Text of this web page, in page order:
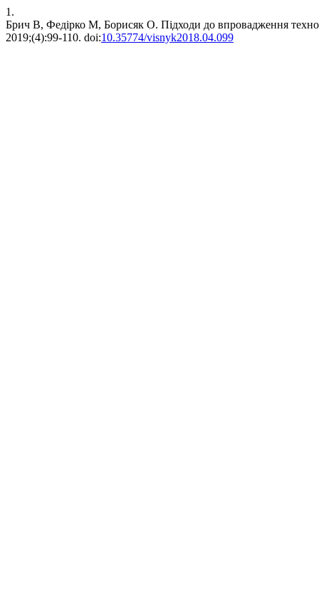
1.
Брич В, Федірко М, Борисяк О. Підходи до впровадження
2019;(4):99-110. doi:10.35774/visnyk2018.04.099